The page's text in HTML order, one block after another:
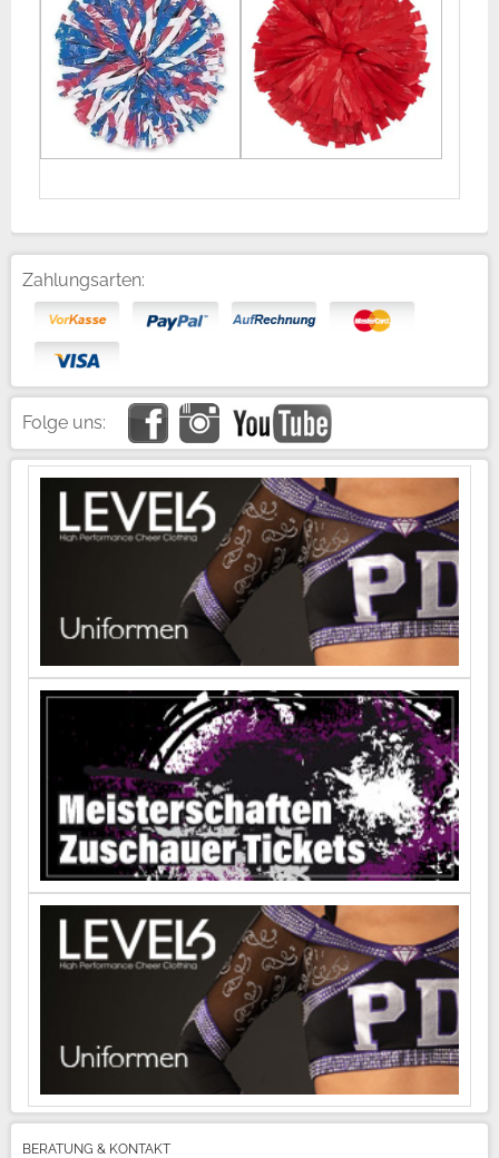
Zahlungsarten:
Folge uns:
BERATUNG & KONTAKT